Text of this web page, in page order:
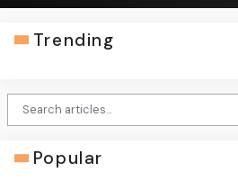
Trending
Popular